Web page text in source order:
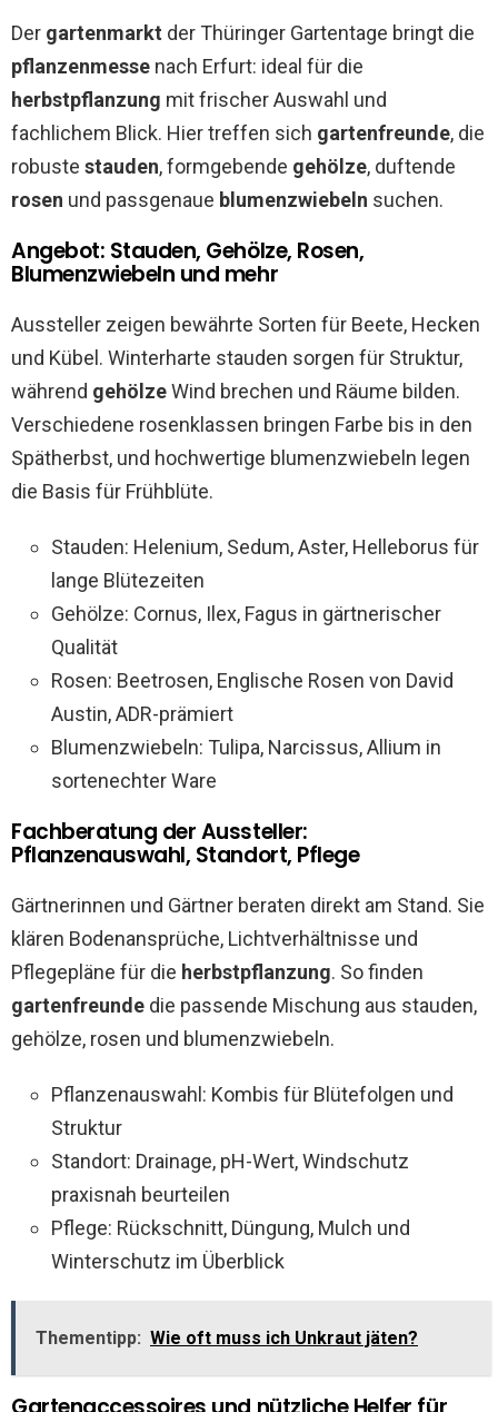
Der gartenmarkt der Thüringer Gartentage bringt die
pflanzenmesse nach Erfurt: ideal für die
herbstpflanzung mit frischer Auswahl und
fachlichem Blick. Hier treffen sich gartenfreunde, die
robuste stauden, formgebende gehölze, duftende
rosen und passgenaue blumenzwiebeln suchen.
Angebot: Stauden, Gehölze, Rosen,
Blumenzwiebeln und mehr
Aussteller zeigen bewährte Sorten für Beete, Hecken
und Kübel. Winterharte stauden sorgen für Struktur,
während gehölzeWind brechen und Räume bilden.
Verschiedene rosenklassen bringen Farbe bis in den
Spätherbst, und hochwertige blumenzwiebeln legen
die Basis für Frühblüte.
Stauden: Helenium, Sedum, Aster, Helleborus für
lange Blütezeiten
Gehölze: Cornus, Ilex, Fagus in gärtnerischer
Qualität
Rosen: Beetrosen, Englische Rosen von David
Austin, ADR-prämiert
Blumenzwiebeln: Tulipa, Narcissus, Allium in
sortenechter Ware
Fachberatung der Aussteller:
Pflanzenauswahl, Standort, Pflege
Gärtnerinnen und Gärtner beraten direkt am Stand. Sie
klären Bodenansprüche, Lichtverhältnisse und
Pflegepläne für die herbstpflanzung. So finden
gartenfreunde die passende Mischung aus stauden,
gehölze, rosen und blumenzwiebeln.
Pflanzenauswahl: Kombis für Blütefolgen und
Struktur
Standort: Drainage, pH-Wert, Windschutz
praxisnah beurteilen
Pflege: Rückschnitt, Düngung, Mulch und
Winterschutz im Überblick
Thementipp: Wie oft muss ich Unkraut jäten?